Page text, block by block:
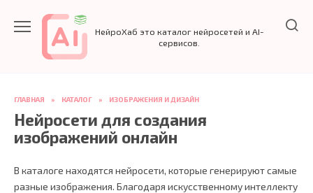
содержанию
НейроХаб это каталог нейросетей и AI-
сервисов.
ГЛАВНАЯ » КАТАЛОГ » ИЗОБРАЖЕНИЯ И ДИЗАЙН
Нейросети для создания
изображений онлайн
В каталоге находятся нейросети, которые генерируют самые
разные изображения. Благодаря искусственному интеллекту